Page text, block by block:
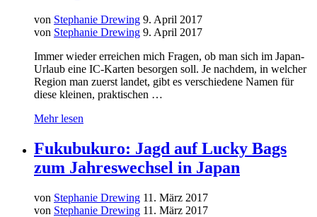
von Stephanie Drewing 9. April 2017
von Stephanie Drewing 9. April 2017
Immer wieder erreichen mich Fragen, ob man sich im Japan-
Urlaub eine IC-Karten besorgen soll. Je nachdem, in welcher
Region man zuerst landet, gibt es verschiedene Namen für
diese kleinen, praktischen …
Mehr lesen
Fukubukuro: Jagd auf Lucky Bags
zum Jahreswechsel in Japan
von Stephanie Drewing 11. März 2017
von Stephanie Drewing 11. März 2017